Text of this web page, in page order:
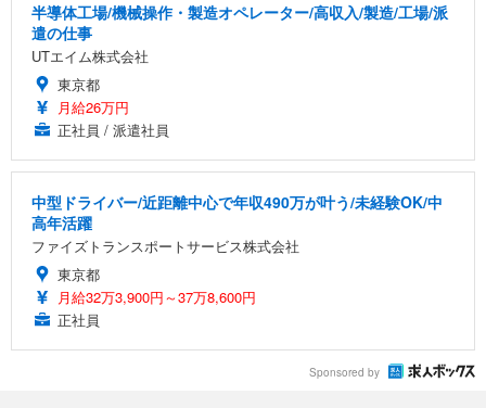
半導体工場/機械操作・製造オペレーター/高収入/製造/工場/派
遣の仕事
UTエイム株式会社
東京都
月給26万円
正社員 / 派遣社員
中型ドライバー/近距離中心で年収490万が叶う/未経験OK/中
高年活躍
ファイズトランスポートサービス株式会社
東京都
月給32万3,900円～37万8,600円
正社員
Sponsored by